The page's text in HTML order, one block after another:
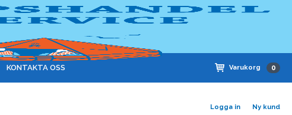
Logga in Ny kund
Varukorg 0
KONTAKTA OSS